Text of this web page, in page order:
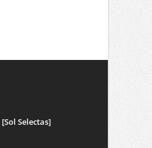
Selectas]